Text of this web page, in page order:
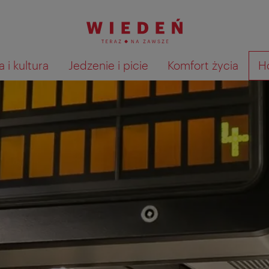
i kultura Jedzenie i picie Komfort życia
Pokaż na mapie wyniki